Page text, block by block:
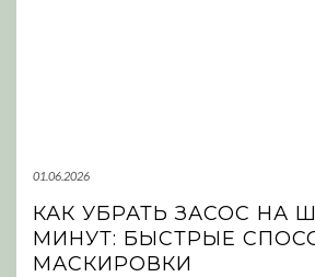
01.06.2026
КАК УБРАТЬ ЗАСОС НА
МИНУТ: БЫСТРЫЕ
МАСКИРОВКИ